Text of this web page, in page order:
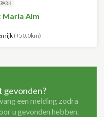
Maria Alm
(+50.0km)
gevonden?
een melding zodra
u gevonden hebben.